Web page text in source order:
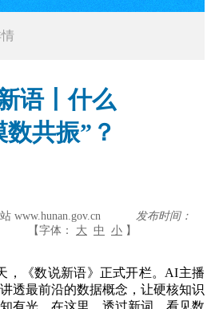
语丨什么
数共振”？
www.hunan.gov.cn
发布时间：
【字体： 大 中 小 】
《数说新语》正式开栏。AI主播
透最前沿的数据概念，让硬核知识
有光。在这里，透过新词，看见数